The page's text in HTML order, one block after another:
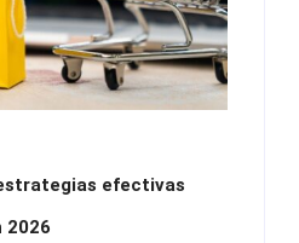
efectivas
2026